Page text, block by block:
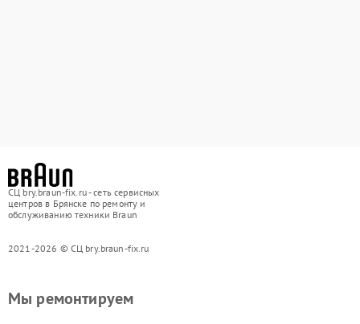
СЦ bry.braun-fix.ru - сеть сервисных
центров в Брянске по ремонту и
обслуживанию техники Braun
2021-2026 © СЦ bry.braun-fix.ru
Мы ремонтируем